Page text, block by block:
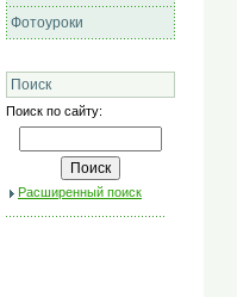
Фотоуроки
Поиск
Поиск по сайту:
Расширенный поиск